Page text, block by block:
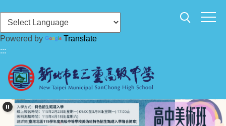
到
主
要
內
容
區
Powered by
Translate
:::